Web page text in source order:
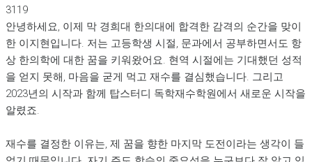
3119
안녕하세요, 이제 막 경희대 한의대에 합격한 감격의 순간을 맞이
한 이지현입니다. 저는 고등학생 시절, 문과에서 공부하면서도 항
상 한의학에 대한 꿈을 키워왔어요. 현역 시절에는 기대했던 성적
을 얻지 못해, 마음을 굳게 먹고 재수를 결심했습니다. 그리고
2023년의 시작과 함께 탑스터디 독학재수학원에서 새로운 시작을
알렸죠.
재수를 결정한 이유는, 제 꿈을 향한 마지막 도전이라는 생각이 들